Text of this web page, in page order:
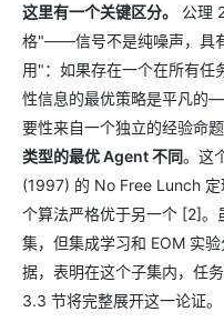
这里有一个关键区分。
公理
格"——信号不是纯噪声，具
用"：如果存在一个在所有任
性信息的最优策略是平凡的
要性来自一个独立的经验命题
类型的最优 Agent 不同。这
(1997) 的 No Free Lunch
个算法严格优于另一个 [2]。
集，但集成学习和 EOM 实
据，表明在这个子集内，任
3.3 节将完整展开这一论证。